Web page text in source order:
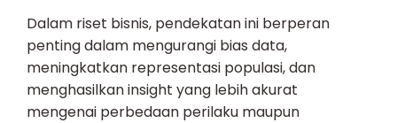
Dalam riset bisnis, pendekatan ini berperan
penting dalam mengurangi bias data,
meningkatkan representasi populasi, dan
menghasilkan insight yang lebih akurat
mengenai perbedaan perilaku maupun